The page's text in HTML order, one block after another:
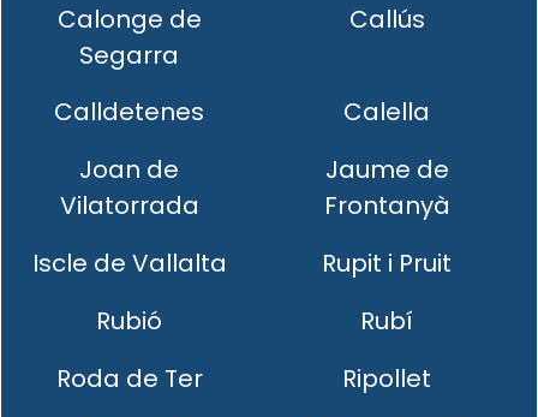
Calonge de
Segarra
Callús
Calldetenes
Calella
Joan de
Vilatorrada
Jaume de
Frontanyà
Iscle de Vallalta
Rupit i Pruit
Rubió
Rubí
Roda de Ter
Ripollet